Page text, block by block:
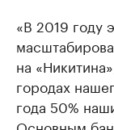
«В 2019 году
на
городах
года 50%
Основным